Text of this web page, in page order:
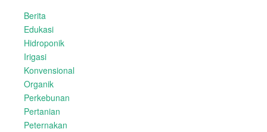
Berita
Edukasi
Hidroponik
Irigasi
Konvensional
Organik
Perkebunan
Pertanian
Peternakan